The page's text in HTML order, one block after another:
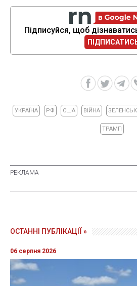
Підписуйся, щоб
УКРАЇНА РФ США ВІЙНА
ТРАМП
ОСТАННІ ПУБЛІКАЦІЇ »
06 серпня 2026